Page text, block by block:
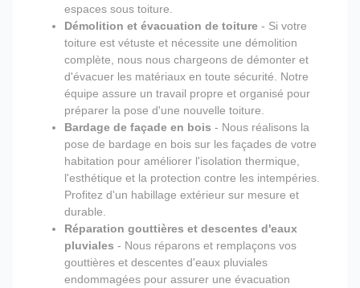
espaces sous toiture.
Démolition et évacuation de toiture - Si votre
toiture est vétuste et nécessite une démolition
complète, nous nous chargeons de démonter et
d'évacuer les matériaux en toute sécurité. Notre
équipe assure un travail propre et organisé pour
préparer la pose d'une nouvelle toiture.
Bardage de façade en bois - Nous réalisons la
pose de bardage en bois sur les façades de votre
habitation pour améliorer l'isolation thermique,
l'esthétique et la protection contre les intempéries.
Profitez d'un habillage extérieur sur mesure et
durable.
Réparation gouttières et descentes d'eaux
pluviales - Nous réparons et remplaçons vos
gouttières et descentes d'eaux pluviales
endommagées pour assurer une évacuation